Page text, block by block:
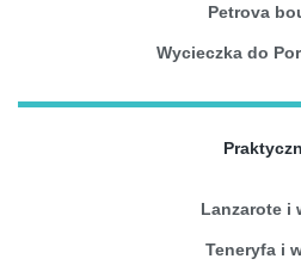
Petrova
Wycieczka do
Lanzarote i
Teneryfa i